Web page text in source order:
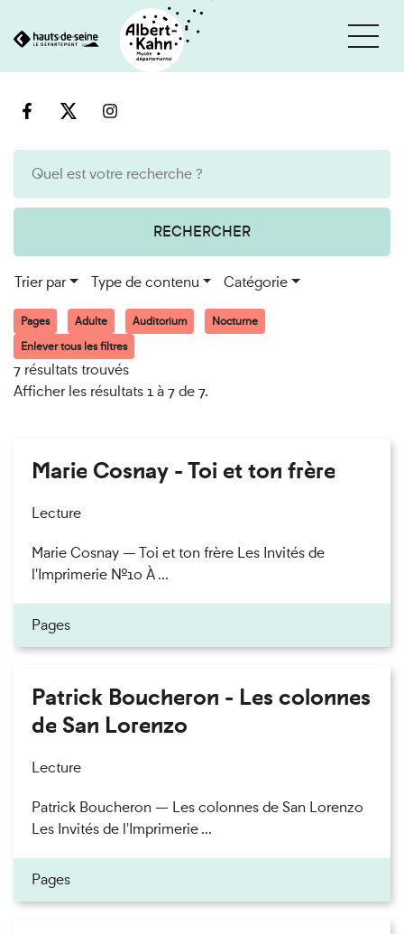
au
RECHERCHER
Trier par Type de contenu Catégorie
Pages Adulte Auditorium
Nocturne
Enlever tous les filtres
7 résultats trouvés
Afficher les résultats 1 à 7 de 7.
Marie Cosnay - Toi et ton frère
Lecture
Marie Cosnay — Toi et ton frère Les Invités de
l'Imprimerie n°10 À ...
Pages
Patrick Boucheron - Les colonnes
de San Lorenzo
Lecture
Patrick Boucheron — Les colonnes de San Lorenzo
Les Invités de l'Imprimerie ...
Pages
Cookies et traceurs utilisés sur ce site